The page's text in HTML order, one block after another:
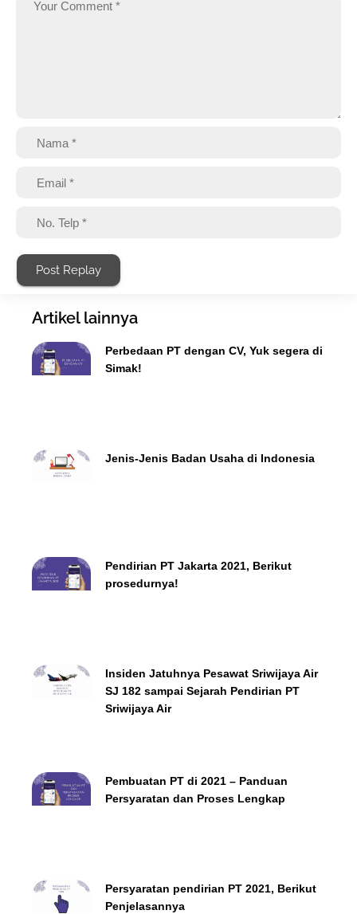
Post Replay
Artikel lainnya
Perbedaan PT dengan CV, Yuk segera di
Simak!
Jenis-Jenis Badan Usaha di Indonesia
Pendirian PT Jakarta 2021, Berikut
prosedurnya!
Insiden Jatuhnya Pesawat Sriwijaya Air
SJ 182 sampai Sejarah Pendirian PT
Sriwijaya Air
Pembuatan PT di 2021 – Panduan
Persyaratan dan Proses Lengkap
Persyaratan pendirian PT 2021, Berikut
Penjelasannya